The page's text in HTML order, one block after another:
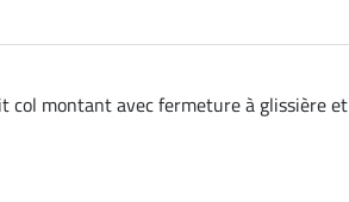
col montant avec fermeture à glissière et